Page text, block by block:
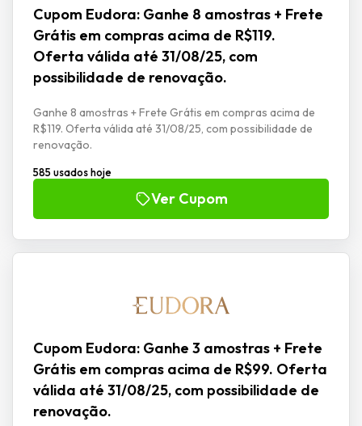
Cupom Eudora: Ganhe 8 amostras + Frete
Grátis em compras acima de R$119.
Oferta válida até 31/08/25, com
possibilidade de renovação.
Ganhe 8 amostras + Frete Grátis em compras acima de
R$119. Oferta válida até 31/08/25, com possibilidade de
renovação.
585 usados hoje
Ver Cupom
Cupom Eudora: Ganhe 3 amostras + Frete
Grátis em compras acima de R$99. Oferta
válida até 31/08/25, com possibilidade de
renovação.